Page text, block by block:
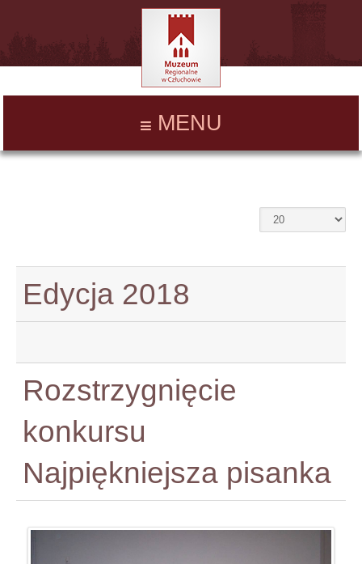
MENU
Edycja 2018
Rozstrzygnięcie
konkursu
Najpiękniejsza pisanka